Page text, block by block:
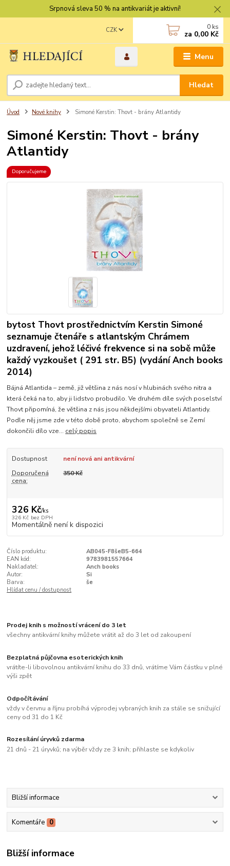
Srpnová sleva 50 % na antikvariát je aktivní!
Menu
CZK
Hledat
0 ks
za 0,00 Kč
Úvod Nové knihy Simoné Kerstin: Thovt - brány Atlantidy
Simoné Kerstin: Thovt - brány
Atlantidy
Doporučujeme
bytost Thovt prostřednictvím Kerstin Simoné
seznamuje čtenáře s atlantským Chrámem
uzdravení, jehož léčivé frekvence si na sobě může
každý vyzkoušet ( 291 str. B5) (vydání Anch books
2014)
Bájná Atlantida – země, již většina z nás nosí v hlubinách svého nitra a
která čeká na to, aby ji lidstvo probudilo. Ve druhém díle svých poselství
Thovt připomíná, že většina z nás jsou někdejšími obyvateli Atlantidy.
Podle něj jsme zde v této době proto, abychom společně se Zemí
dokončili dílo vze... celý popis
Dostupnost
není nová ani antikvární
Doporučená
cena:
350 Kč
326 Kč/ks
326 Kč bez DPH
Momentálně není k dispozici
Číslo produktu:
AB045-F8šeB5-664
EAN kód:
9783981557664
Nakladatel:
Anch books
Autor:
Si
Barva:
še
Hlídat cenu / dostupnost
Prodej knih s možností vrácení do 3 let
všechny antikvární knihy můžete vrátit až do 3 let od zakoupení
Bezplatná půjčovna esoterických knih
vrátíte-li libovolnou antikvární knihu do 33 dnů, vrátíme Vám částku v plné
výši zpět
Odpočítávání
vždy v červnu a říjnu probíhá výprodej vybraných knih za stále se snižující
ceny od 31 do 1 Kč
Rozesílání úryvků zdarma
21 dnů - 21 úryvků; na výběr vždy ze 3 knih; přihlaste se kdykoliv
Bližší informace
Komentáře 0
Bližší informace